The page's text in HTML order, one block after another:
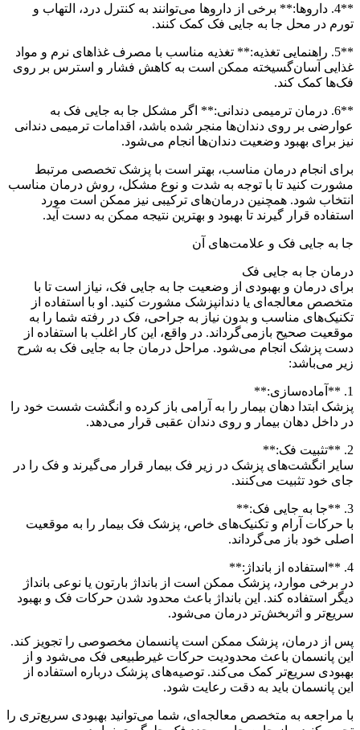
**4. داروها:** برخی از داروها می‌توانند به کنترل درد، التهاب و
تورم در محل جا به جایی فک کمک کنند.
**5. راهنمایی تغذیه:** تغذیه مناسب با مصرف غذاهای نرم و مواد
غذایی آسان‌گسیخته ممکن است به کاهش فشار و استرس بر روی
فک‌ها کمک کند.
**6. درمان ترمیمی دندانی:** اگر مشکل جا به جایی فک به
عوارضی بر روی دندان‌ها منجر شده باشد، اقدامات ترمیمی دندانی
نیز برای بهبود وضعیت دندان‌ها انجام می‌شود.
برای انجام درمان مناسب، بهتر است با پزشک تخصصی مرتبط
مشورت کنید تا با توجه به شدت و نوع مشکل، روش درمان مناسب
انتخاب شود. همچنین درمان‌های ترکیبی نیز ممکن است مورد
استفاده قرار گیرند تا بهبود و بهترین نتیجه ممکن به دست آید.
جا به جایی فک و علامت‌های آن
درمان جا به جایی فک
برای درمان و بهبودی از وضعیت جا به جایی فک، نیاز است تا با
متخصص معالجه‌ای یا دندانپزشک مشورت کنید. او با استفاده از
تکنیک‌های مناسب و بدون نیاز به جراحی، فک در رفته شما را به
موقعیت صحیح بازمی‌گرداند. در واقع، این کار اغلب با استفاده از
دست پزشک انجام می‌شود. مراحل درمان جا به جایی فک به شرح
زیر می‌باشد:
1. **آماده‌سازی:**
پزشک ابتدا دهان بیمار را به آرامی باز کرده و انگشت شست خود را
در داخل دهان بیمار و روی دندان عقبی قرار می‌دهد.
2. **تثبیت فک:**
سایر انگشت‌های پزشک در زیر فک بیمار قرار می‌گیرند و فک را در
جای خود تثبیت می‌کنند.
3. **جا به جایی فک:**
با حرکات آرام و تکنیک‌های خاص، پزشک فک بیمار را به موقعیت
اصلی خود باز می‌گرداند.
4. **استفاده از بانداژ:**
در برخی موارد، پزشک ممکن است از بانداژ بارتون یا نوعی بانداژ
دیگر استفاده کند. این بانداژ باعث محدود شدن حرکات فک و بهبود
سریع‌تر و اثربخش‌تر درمان می‌شود.
پس از درمان، پزشک ممکن است پانسمان مخصوصی را تجویز کند.
این پانسمان باعث محدودیت حرکات غیرطبیعی فک می‌شود و از
بهبودی سریع‌تر کمک می‌کند. توصیه‌های پزشک درباره استفاده از
این پانسمان باید به دقت رعایت شود.
با مراجعه به متخصص معالجه‌ای، شما می‌توانید بهبودی سریع‌تری را